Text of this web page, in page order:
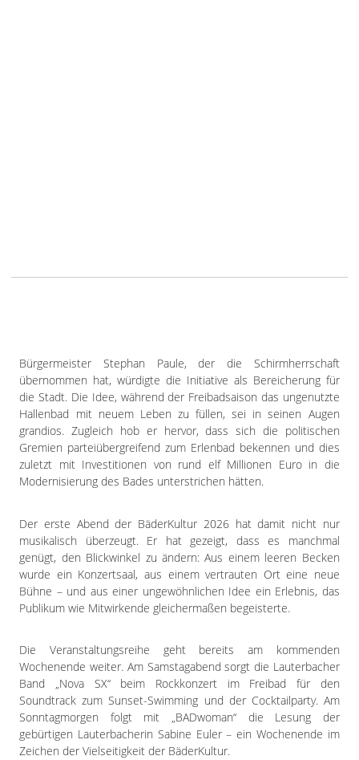
Bürgermeister Stephan Paule, der die Schirmherrschaft
übernommen hat, würdigte die Initiative als Bereicherung für
die Stadt. Die Idee, während der Freibadsaison das ungenutzte
Hallenbad mit neuem Leben zu füllen, sei in seinen Augen
grandios. Zugleich hob er hervor, dass sich die politischen
Gremien parteiübergreifend zum Erlenbad bekennen und dies
zuletzt mit Investitionen von rund elf Millionen Euro in die
Modernisierung des Bades unterstrichen hätten.
Der erste Abend der BäderKultur 2026 hat damit nicht nur
musikalisch überzeugt. Er hat gezeigt, dass es manchmal
genügt, den Blickwinkel zu ändern: Aus einem leeren Becken
wurde ein Konzertsaal, aus einem vertrauten Ort eine neue
Bühne – und aus einer ungewöhnlichen Idee ein Erlebnis, das
Publikum wie Mitwirkende gleichermaßen begeisterte.
Die Veranstaltungsreihe geht bereits am kommenden
Wochenende weiter. Am Samstagabend sorgt die Lauterbacher
Band „Nova SX“ beim Rockkonzert im Freibad für den
Soundtrack zum Sunset-Swimming und der Cocktailparty. Am
Sonntagmorgen folgt mit „BADwoman“ die Lesung der
gebürtigen Lauterbacherin Sabine Euler – ein Wochenende im
Zeichen der Vielseitigkeit der BäderKultur.